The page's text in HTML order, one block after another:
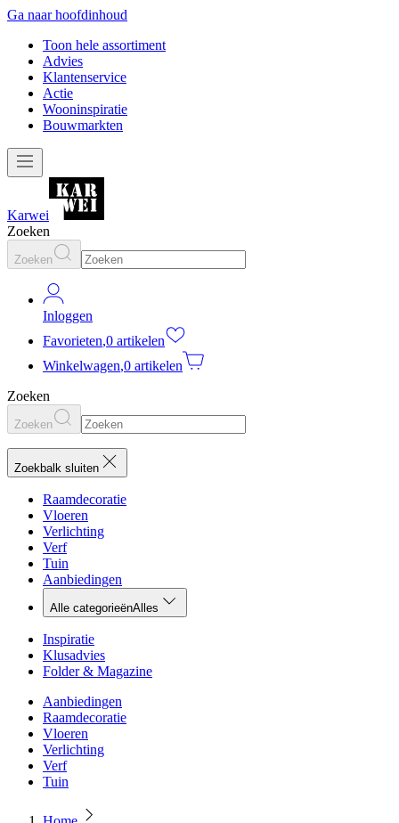
Ga naar hoofdinhoud
Toon hele assortiment
Advies
Klantenservice
Actie
Wooninspiratie
Bouwmarkten
Karwei
Zoeken
Zoeken
Inloggen
Favorieten,0 artikelen
Winkelwagen,0 artikelen
Zoeken
Zoeken
Zoekbalk sluiten
Raamdecoratie
Vloeren
Verlichting
Verf
Tuin
Aanbiedingen
Alle categorieënAlles
Inspiratie
Klusadvies
Folder & Magazine
Aanbiedingen
Raamdecoratie
Vloeren
Verlichting
Verf
Tuin